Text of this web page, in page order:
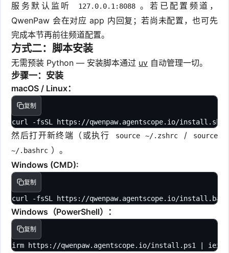
服务默认监听 127.0.0.1:8088 。若已配置频道，
QwenPaw 会在对应 app 内回复；若尚未配置，也可先
完成本节再前往频道配置。
方式二：脚本安装
无需预装 Python — 安装脚本通过 uv 自动管理一切。
步骤一：安装
macOS / Linux：
复制
curl -fsSL https://qwenpaw.agentscope.io/install.sh |
然后打开新终端（或执行 source ~/.zshrc /
source
~/.bashrc ）。
Windows (CMD):
复制
curl -fsSL https://qwenpaw.agentscope.io/
Windows（PowerShell）：
复制
irm https://qwenpaw.agentscope.io/install.ps1 | iex